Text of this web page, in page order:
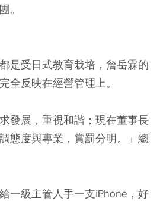
。
是受日式教育栽培，詹岳霖的
全反映在經營管理上。
發展，重視和諧；現在董事長
態度與專業，賞罰分明。」總
一級主管人手一支iPhone，好